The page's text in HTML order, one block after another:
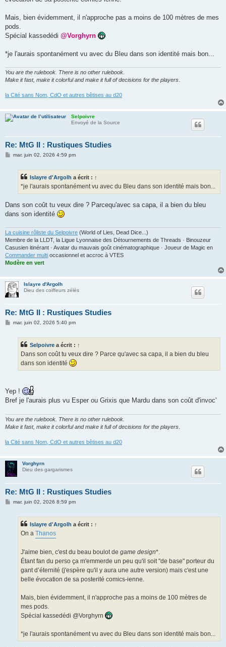
Mais, bien évidemment, il n'approche pas a moins de 100 mètres de mes
pods.
Spécial kassedédi @Vorghyrn
*je l'aurais spontanément vu avec du Bleu dans son identité mais bon...
You are the rulebook. There is no other rulebook.
Make it fast, make it colorful and make it full of decisions for the players
la Cité sans Nom, CdO et autres bêtises au d20
Selpoivre
Envoyé de la Source
Re: MtG II : Rustiques Studies
Mmar. juin 02, 2026 4:59 pm
Islayre d'Argolh a écrit : ↑
*je l'aurais spontanément vu avec du Bleu dans son identité mais bon...
Dans son coût tu veux dire ? Parcequ'avec sa capa, il a bien du bleu
dans son identité
La cuisine rôliste du Selpoivre (World of Lies, Dead Dice...)
Membre de la LLDT, la Ligue Lyonnaise des Détournements de Threads · Binouzeur
Casusien itinérant · Avatar du mauvais goût cinématographique · Joueur de Magic en
Commander multi occasionnel et accroc à VTES
Modère en vert
Islayre d'Argolh
Dieu des coiffeurs zélés
Re: MtG II : Rustiques Studies
Mmar. juin 02, 2026 5:40 pm
Selpoivre a écrit : ↑
Dans son coût tu veux dire ? Parce qu'avec sa capa, il a bien du bleu
dans son identité
Yep !
Bref je l'aurais plus vu Esper ou Grixis que Mardu dans son coût d'invoc'
You are the rulebook. There is no other rulebook.
Make it fast, make it colorful and make it full of decisions for the players
la Cité sans Nom, CdO et autres bêtises au d20
Vorghyrn
Dieu des gargarismes
Re: MtG II : Rustiques Studies
Mmar. juin 02, 2026 8:59 pm
Islayre d'Argolh a écrit : ↑
On a Thanos
J'aime bien, c'est du beau boulot de game design*.
Étant fan du perso ça m'emmerde un peu qu'il soit "de base" porteur du
gant d’éternité (j'espère qu'il y aura une autre version) mais c'est une
belle évocation de sa posterité comics-ienne.
Mais, bien évidemment, il n'approche pas a moins de 100 mètres de
mes pods.
Spécial kassedédi @Vorghyrn
*je l'aurais spontanément vu avec du Bleu dans son identité mais bon...